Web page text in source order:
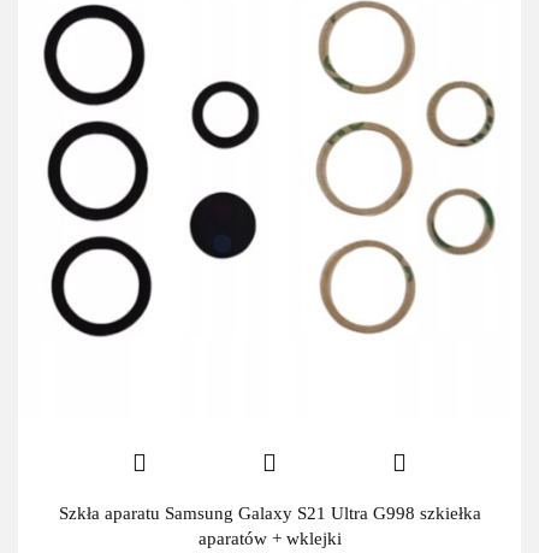
Szkła aparatu Samsung Galaxy S21 Ultra G998 szkiełka
aparatów + wklejki